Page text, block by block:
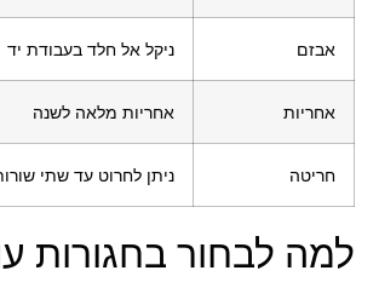
אבזם ניקל אל חלד בעבודת יד
אחריות אחריות מלאה לשנה
חריטה ניתן לחרוט עד שתי
למה לבחור בחגורות